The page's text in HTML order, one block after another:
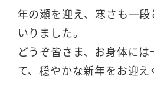
年の瀬を迎え、寒さも一段
いりました。
どうぞ皆さま、お身体に
て、穏やかな新年をお迎え